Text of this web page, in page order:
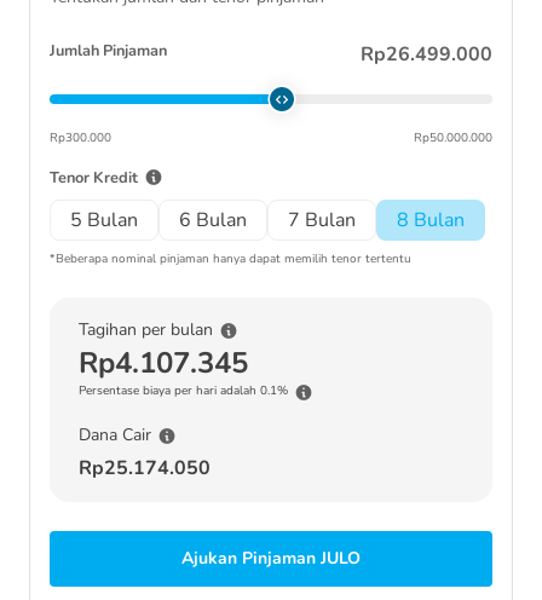
Jumlah Pinjaman Rp26.499.000
Rp300.000 Rp50.000.000
Tenor Kredit
5 Bulan 6 Bulan 7 Bulan 8 Bulan
*Beberapa nominal pinjaman hanya dapat memilih tenor tertentu
Tagihan per bulan
Rp4.107.345
Persentase biaya per hari adalah 0.1%
Dana Cair
Rp25.174.050
Ajukan Pinjaman JULO